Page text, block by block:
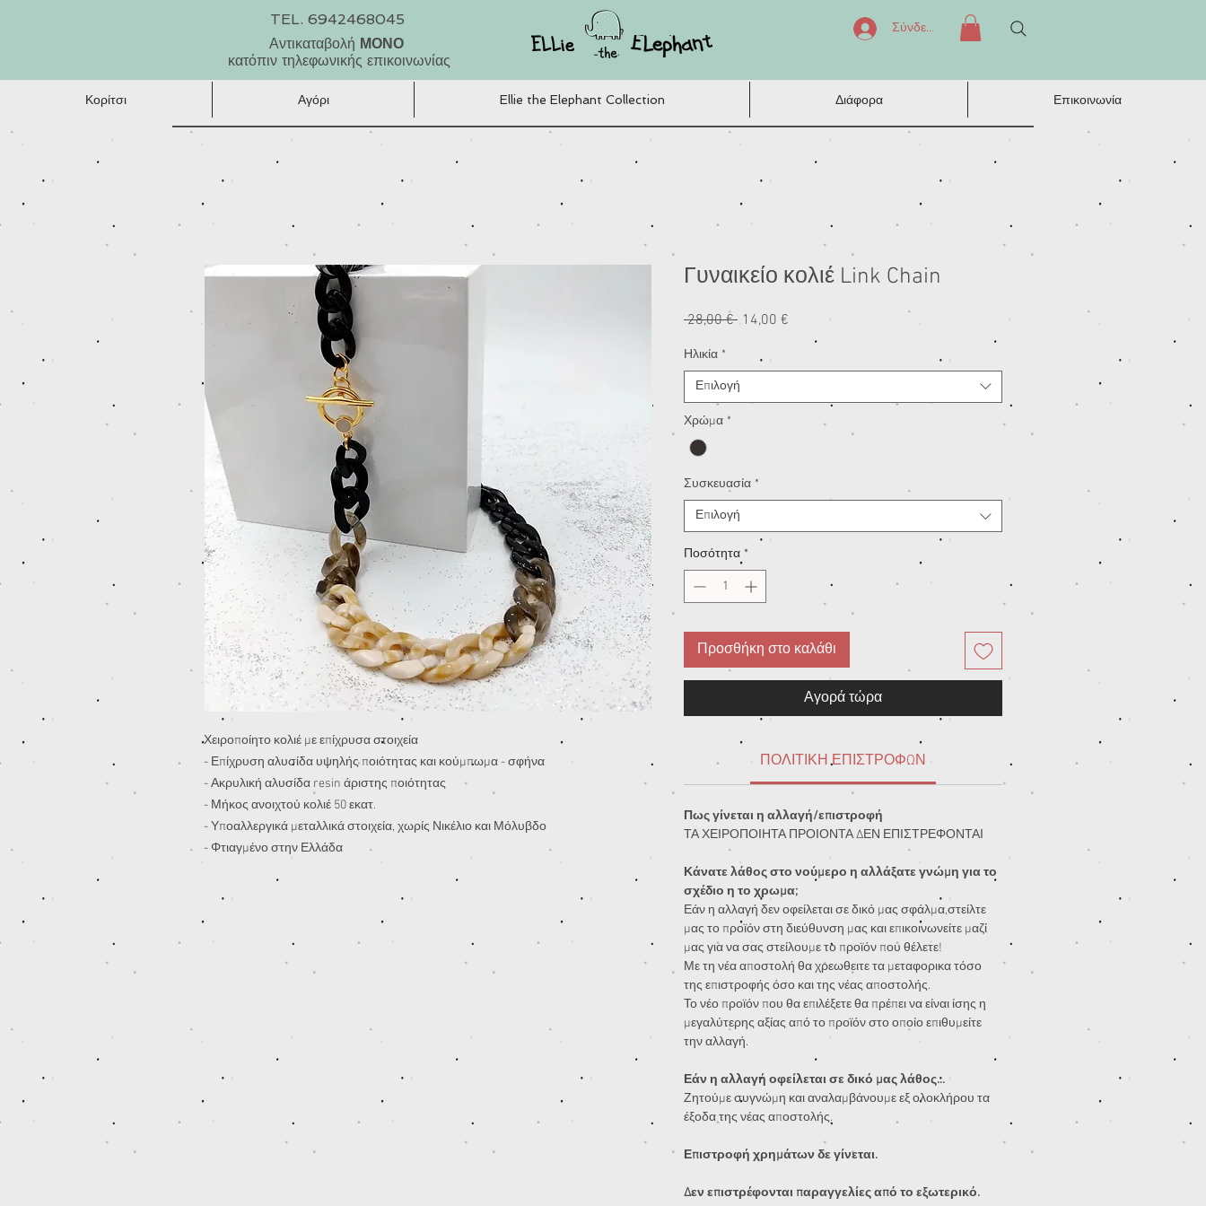
TEL. 6942468045
Αντικαταβολή ΜΟΝΟ
κατόπιν τηλεφωνικής επικοινωνίας
Σύνδεση
Κορίτσι Αγόρι Ellie the Elephant Collection Διάφορα Επικοινωνία
Χειροποίητο κολιέ με επίχρυσα στοιχεία
- Επίχρυση αλυσίδα υψηλής ποιότητας και κούμπωμα - σφήνα
- Ακρυλική αλυσίδα resin άριστης ποιότητας
- Μήκος ανοιχτού κολιέ 50 εκατ.
- Υποαλλεργικά μεταλλικά στοιχεία, χωρίς Νικέλιο και Μόλυβδο
- Φτιαγμένο στην Ελλάδα
Γυναικείο κολιέ Link Chain
28,00 € Κανονική
14,00 €
Έκπτωσης
Ηλικία *
Επιλογή
Χρώμα *
Συσκευασία *
Επιλογή
Ποσότητα *
Προσθήκη στο καλάθι
Αγορά τώρα
ΠΟΛΙΤΙΚΗ ΕΠΙΣΤΡΟΦΩΝ
Πως γίνεται η αλλαγή/επιστροφή
ΤΑ ΧΕΙΡΟΠΟΙΗΤΑ ΠΡΟΙΟΝΤΑ ΔΕΝ ΕΠΙΣΤΡΕΦΟΝΤΑΙ
Κάνατε λάθος στο νούμερο η αλλάξατε γνώμη για το
σχέδιο η το χρωμα;
Εάν η αλλαγή δεν οφείλεται σε δικό μας σφάλμα,στείλτε
μας το προϊόν στη διεύθυνση μας και επικοινωνείτε μαζί
μας για να σας στείλουμε το προϊόν που θέλετε!
Με τη νέα αποστολή θα χρεωθειτε τα μεταφορικα τόσο
της επιστροφής όσο και της νέας αποστολής.
Το νέο προϊόν που θα επιλέξετε θα πρέπει να είναι ίσης η
μεγαλύτερης αξίας από το προϊόν στο οποίο επιθυμείτε
την αλλαγή.
Εάν η αλλαγή οφείλεται σε δικό μας λάθος...
Ζητούμε συγνώμη και αναλαμβάνουμε εξ ολοκλήρου τα
έξοδα της νέας αποστολής.
Επιστροφή χρημάτων δε γίνεται.
Δεν επιστρέφονται παραγγελίες από το εξωτερικό.